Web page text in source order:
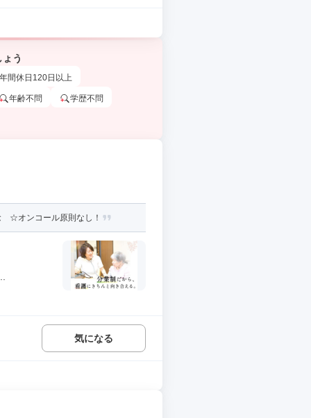
う
年間休日120日以上
年齢不問 学歴不問
☆オンコール原則なし！
気になる